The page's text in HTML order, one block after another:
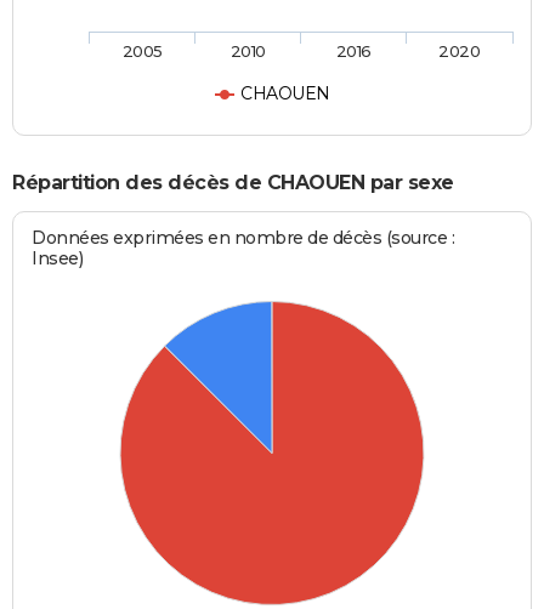
CHAOUEN
2005 2010 2016 2020
Répartition des décès de CHAOUEN par sexe
Données exprimées en nombre de décès (source :
Insee)